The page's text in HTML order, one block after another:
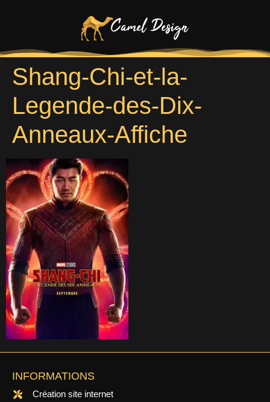
Shang-Chi-et-la-
Legende-des-Dix-
Anneaux-Affiche
INFORMATIONS
Création site internet